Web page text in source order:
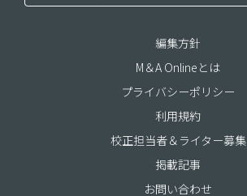
編集方針
M＆A Onlineとは
プライバシーポリシー
利用規約
校正担当者＆ライター募集
掲載記事
お問い合わせ